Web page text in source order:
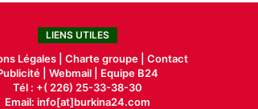
LIENS UTILES
Légales | Charte groupe | Contact
|Webmail |
Equipe B24
Tél : +( 226) 25-33-38-30
Email: info[at]burkina24.com